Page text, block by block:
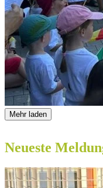
Mehr laden
Neueste